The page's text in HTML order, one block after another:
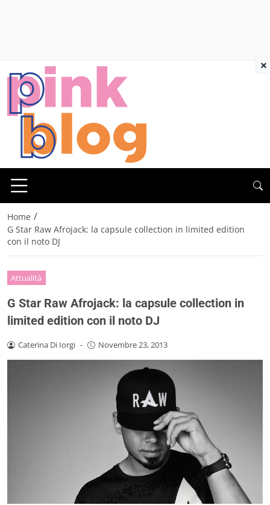
Home /
G Star Raw Afrojack: la capsule collection in limited edition
con il noto DJ
Attualità
G Star Raw Afrojack: la capsule collection in
limited edition con il noto DJ
Caterina Di Iorgi - Novembre 23, 2013
×